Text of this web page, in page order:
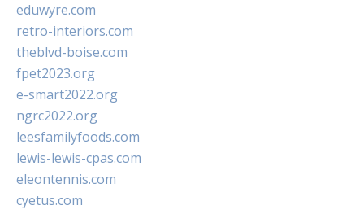
eduwyre.com
retro-interiors.com
theblvd-boise.com
fpet2023.org
e-smart2022.org
ngrc2022.org
leesfamilyfoods.com
lewis-lewis-cpas.com
eleontennis.com
cyetus.com